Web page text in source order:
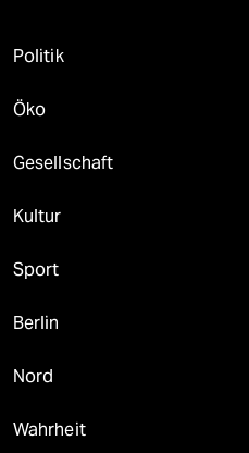
Politik
Öko
Gesellschaft
Kultur
Sport
Berlin
Nord
Wahrheit